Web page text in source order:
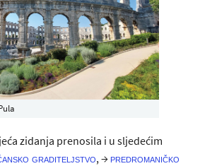
zidanja prenosila i u sljedećim
graditeljstvo, → predromaničko